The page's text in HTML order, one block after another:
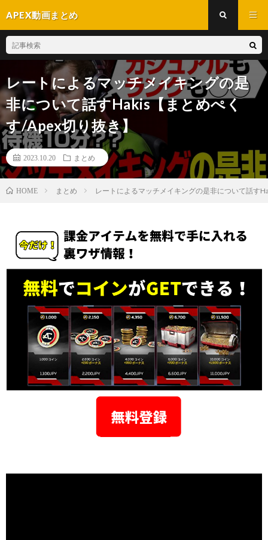
APEX動画まとめ
レートによるマッチメイキングの是
非について話すHakis【まとめぺく
す/Apex切り抜き】
2023.10.20 まとめ
HOME まとめ レートによるマッチメイキングの是非について話す